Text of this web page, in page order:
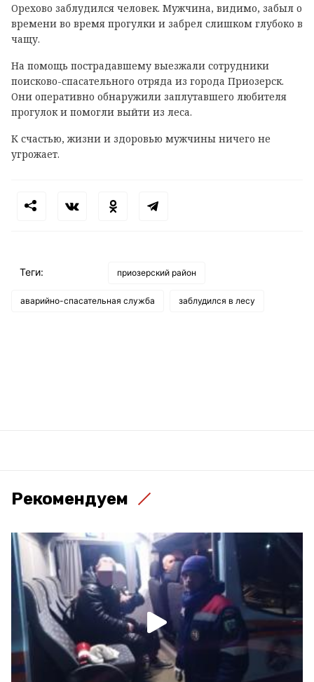
Орехово заблудился человек. Мужчина, видимо, забыл о
времени во время прогулки и забрел слишком глубоко в
чащу.
На помощь пострадавшему выезжали сотрудники
поисково-спасательного отряда из города Приозерск.
Они оперативно обнаружили заплутавшего любителя
прогулок и помогли выйти из леса.
К счастью, жизни и здоровью мужчины ничего не
угрожает.
Теги: приозерский район
аварийно-спасательная служба заблудился в лесу
Рекомендуем